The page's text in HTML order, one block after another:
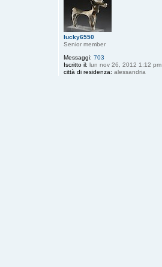
lucky6550
Senior member
Messaggi: 703
Iscritto il: lun nov 26, 2012 1:12 pm
città di residenza: alessandria